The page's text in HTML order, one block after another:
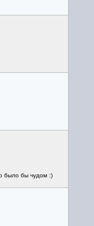
было бы чудом :)